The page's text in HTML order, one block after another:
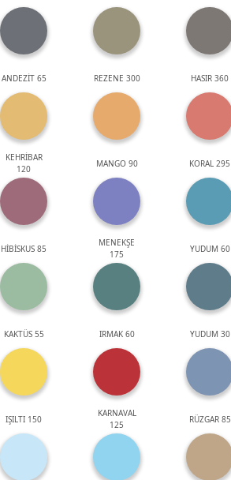
ANDEZİT 65 REZENE 300 HASIR 360
KEHRİBAR
120
MANGO 90 KORAL 295
HİBİSKUS 85
MENEKŞE
175
YUDUM 60
KAKTÜS 55 IRMAK 60 YUDUM 30
IŞILTI 150
KARNAVAL
125
RÜZGAR 85